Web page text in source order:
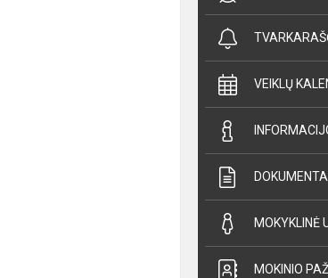
VEIKLŲ
DOKUMENTAI
MOKYKLINĖ
MOKINIO